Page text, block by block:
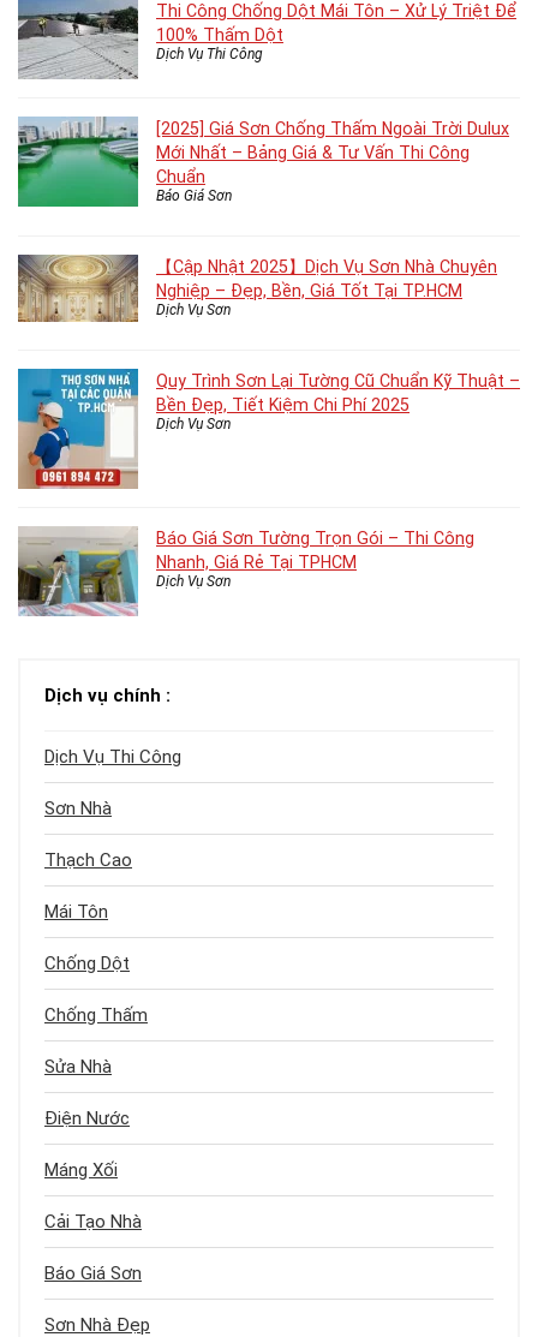
Thi Công Chống Dột Mái Tôn – Xử Lý Triệt Để
100% Thấm Dột
Dịch Vụ Thi Công
[2025] Giá Sơn Chống Thấm Ngoài Trời Dulux
Mới Nhất – Bảng Giá & Tư Vấn Thi Công
Chuẩn
Báo Giá Sơn
【Cập Nhật 2025】Dịch Vụ Sơn Nhà Chuyên
Nghiệp – Đẹp, Bền, Giá Tốt Tại TP.HCM
Dịch Vụ Sơn
Quy Trình Sơn Lại Tường Cũ Chuẩn Kỹ Thuật –
Bền Đẹp, Tiết Kiệm Chi Phí 2025
Dịch Vụ Sơn
Báo Giá Sơn Tường Trọn Gói – Thi Công
Nhanh, Giá Rẻ Tại TPHCM
Dịch Vụ Sơn
Dịch vụ chính :
Dịch Vụ Thi Công
Sơn Nhà
Thạch Cao
Mái Tôn
Chống Dột
Chống Thấm
Sửa Nhà
Điện Nước
Máng Xối
Cải Tạo Nhà
Báo Giá Sơn
Sơn Nhà Đẹp